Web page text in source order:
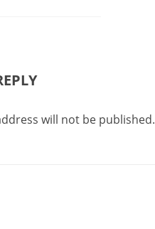
will not be published.